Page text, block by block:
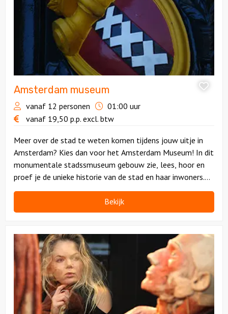
Amsterdam museum
vanaf 12 personen
01:00 uur
vanaf 19,50 p.p. excl. btw
Meer over de stad te weten komen tijdens jouw uitje in
Amsterdam? Kies dan voor het Amsterdam Museum! In dit
monumentale stadssmuseum gebouw zie, lees, hoor en
proef je de unieke historie van de stad en haar inwoners.
Leuk èn leerzaam!
Bekijk
Bekijk
Body
Worlds